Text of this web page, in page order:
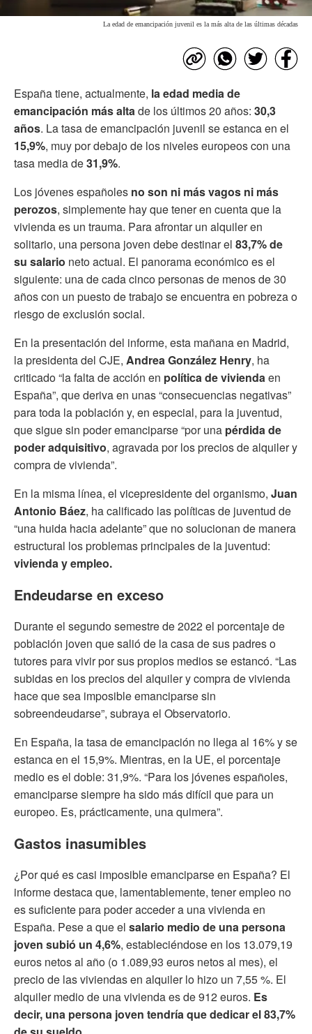
La edad de emancipación juvenil es la más alta de las últimas décadas
España tiene, actualmente, la edad media de
emancipación más altade los últimos 20 años: 30,3
años. La tasa de emancipación juvenil se estanca en el
15,9%, muy por debajo de los niveles europeos con una
tasa media de31,9%.
Los jóvenes españoles no son ni más vagos ni más
perozos, simplemente hay que tener en cuenta que la
vivienda es un trauma. Para afrontar un alquiler en
solitario, una persona joven debe destinar el 83,7% de
su salario neto actual. El panorama económico es el
siguiente: una de cada cinco personas de menos de 30
años con un puesto de trabajo se encuentra en pobreza o
riesgo de exclusión social.
En la presentación del informe, esta mañana en Madrid,
la presidenta del CJE, Andrea González Henry, ha
criticado “la falta de acción en política de viviendaen
España”, que deriva en unas “consecuencias negativas”
para toda la población y, en especial, para la juventud,
que sigue sin poder emanciparse “por una pérdida de
poder adquisitivo, agravada por los precios de alquiler y
compra de vivienda”.
En la misma línea, el vicepresidente del organismo, Juan
Antonio Báez, ha calificado las políticas de juventud de
“una huida hacia adelante” que no solucionan de manera
estructural los problemas principales de la juventud:
vivienda y empleo.
Endeudarse en exceso
Durante el segundo semestre de 2022 el porcentaje de
población joven que salió de la casa de sus padres o
tutores para vivir por sus propios medios se estancó. “Las
subidas en los precios del alquiler y compra de vivienda
hace que sea imposible emanciparse sin
sobreendeudarse”, subraya el Observatorio.
En España, la tasa de emancipación no llega al 16% y se
estanca en el 15,9%. Mientras, en la UE, el porcentaje
medio es el doble: 31,9%. “Para los jóvenes españoles,
emanciparse siempre ha sido más difícil que para un
europeo. Es, prácticamente, una quimera”.
Gastos inasumibles
¿Por qué es casi imposible emanciparse en España? El
informe destaca que, lamentablemente, tener empleo no
es suficiente para poder acceder a una vivienda en
España. Pese a que el salario medio de una persona
joven subió un 4,6%, estableciéndose en los 13.079,19
euros netos al año (o 1.089,93 euros netos al mes), el
precio de las viviendas en alquiler lo hizo un 7,55 %. El
alquiler medio de una vivienda es de 912 euros. Es
decir, una persona joven tendría que dedicar el 83,7%